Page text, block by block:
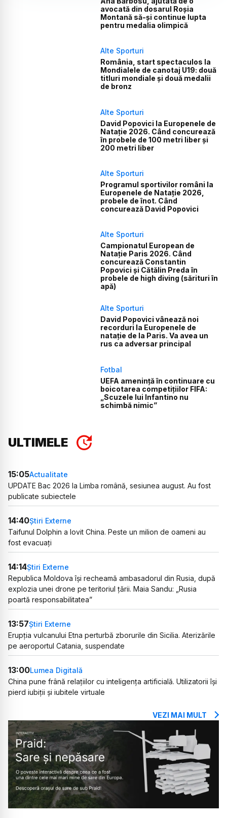
avocată din dosarul Roșia
Montană să-și continue lupta
pentru medalia olimpică
Alte Sporturi
România, start spectaculos la
Mondialele de canotaj U19: două
titluri mondiale și două medalii
de bronz
Alte Sporturi
David Popovici la Europenele de
Natație 2026. Când concurează
în probele de 100 metri liber și
200 metri liber
Alte Sporturi
Programul sportivilor români la
Europenele de Natație 2026,
probele de înot. Când
concurează David Popovici
Alte Sporturi
Campionatul European de
Natație Paris 2026. Când
concurează Constantin
Popovici și Cătălin Preda în
probele de high diving (sărituri în
apă)
Alte Sporturi
David Popovici vânează noi
recorduri la Europenele de
natație de la Paris. Va avea un
rus ca adversar principal
Fotbal
UEFA amenință în continuare cu
boicotarea competițiilor FIFA:
„Scuzele lui Infantino nu
schimbă nimic”
ULTIMELE
15:05Actualitate
UPDATE Bac 2026 la Limba română, sesiunea august. Au fost
publicate subiectele
14:40Știri Externe
Taifunul Dolphin a lovit China. Peste un milion de oameni au
fost evacuați
14:14Știri Externe
Republica Moldova își recheamă ambasadorul din Rusia, după
explozia unei drone pe teritoriul țării. Maia Sandu: „Rusia
poartă responsabilitatea”
13:57Știri Externe
Erupția vulcanului Etna perturbă zborurile din Sicilia. Aterizările
pe aeroportul Catania, suspendate
13:00Lumea Digitală
China pune frână relațiilor cu inteligența artificială. Utilizatorii își
pierd iubiții și iubitele virtuale
VEZI MAI MULT